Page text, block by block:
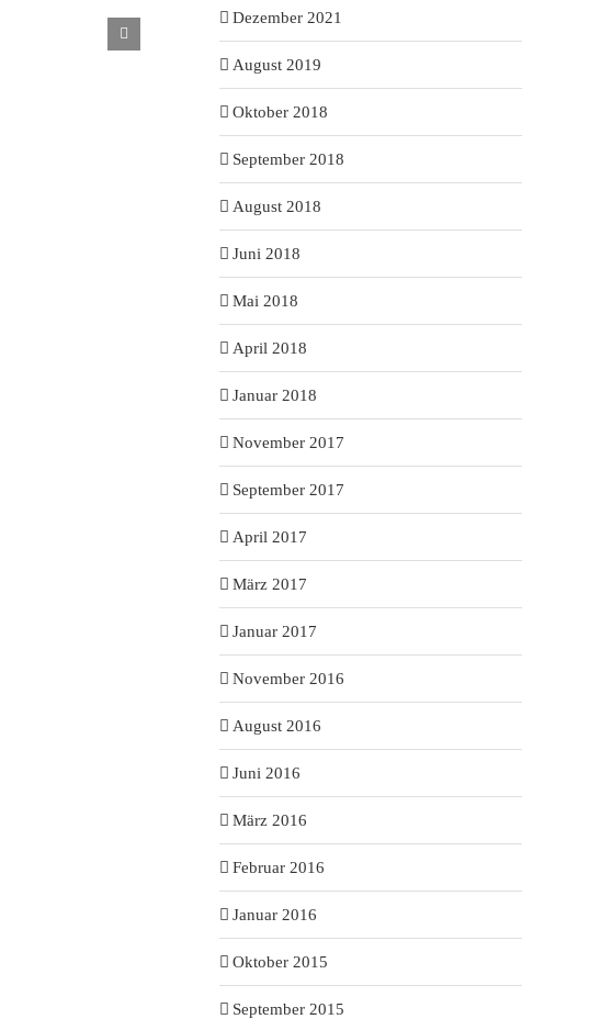
Dezember 2021
August 2019
Oktober 2018
September 2018
August 2018
Juni 2018
Mai 2018
April 2018
Januar 2018
November 2017
September 2017
April 2017
März 2017
Januar 2017
November 2016
August 2016
Juni 2016
März 2016
Februar 2016
Januar 2016
Oktober 2015
September 2015